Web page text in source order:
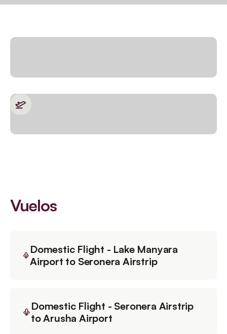
Vuelos
Domestic Flight - Lake Manyara
Airport to Seronera Airstrip
Domestic Flight - Seronera Airstrip
to Arusha Airport